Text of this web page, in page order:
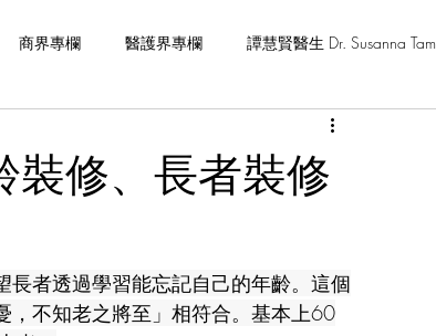
商界專欄 醫護界專欄 譚慧賢醫生 Dr. Susanna Tam
裝修、長者裝修
長者透過學習能忘記自己的年齡。這個
，不知老之將至」相符合。基本上60